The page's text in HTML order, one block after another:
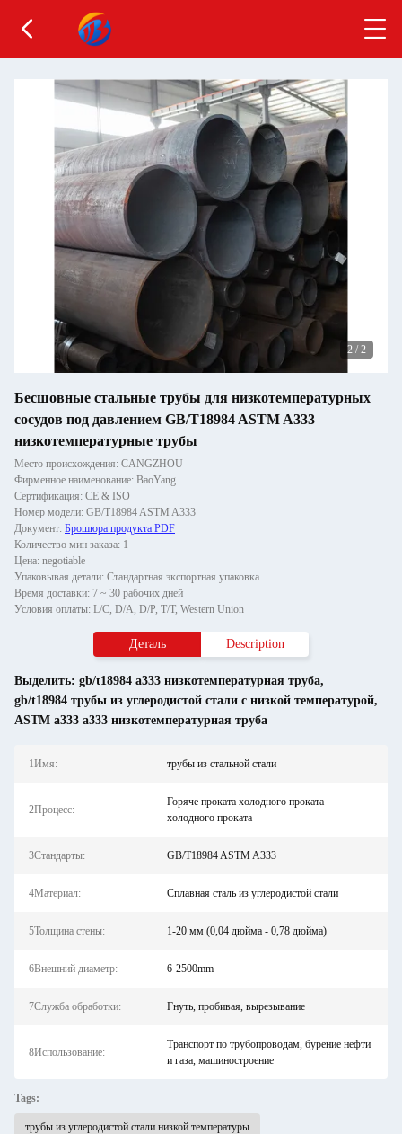
2 / 2
Бесшовные стальные трубы для низкотемпературных
сосудов под давлением GB/T18984 ASTM A333
низкотемпературные трубы
Место происхождения: CANGZHOU
Фирменное наименование: BaoYang
Сертификация: CE & ISO
Номер модели: GB/T18984 ASTM A333
Документ: Брошюра продукта PDF
Количество мин заказа: 1
Цена: negotiable
Упаковывая детали: Стандартная экспортная упаковка
Время доставки: 7 ~ 30 рабочих дней
Условия оплаты: L/C, D/A, D/P, T/T, Western Union
Деталь Description
Выделить: gb/t18984 a333 низкотемпературная труба,
gb/t18984 трубы из углеродистой стали с низкой температурой,
ASTM a333 a333 низкотемпературная труба
1Имя: трубы из стальной стали
2Процесс:
Горяче проката холодного проката
холодного проката
3Стандарты: GB/T18984 ASTM A333
4Материал: Сплавная сталь из углеродистой стали
5Толщина стены: 1-20 мм (0,04 дюйма - 0,78 дюйма)
6Внешний диаметр: 6-2500mm
7Служба обработки: Гнуть, пробивая, вырезывание
8Использование:
Транспорт по трубопроводам, бурение нефти
и газа, машиностроение
Tags:
трубы из углеродистой стали низкой температуры